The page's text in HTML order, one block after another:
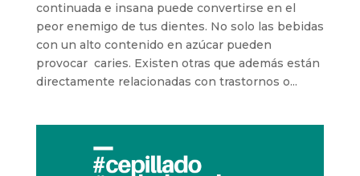
continuada e insana puede convertirse en el
peor enemigo de tus dientes. No solo las bebidas
con un alto contenido en azúcar pueden
provocar caries. Existen otras que además están
directamente relacionadas con trastornos o...